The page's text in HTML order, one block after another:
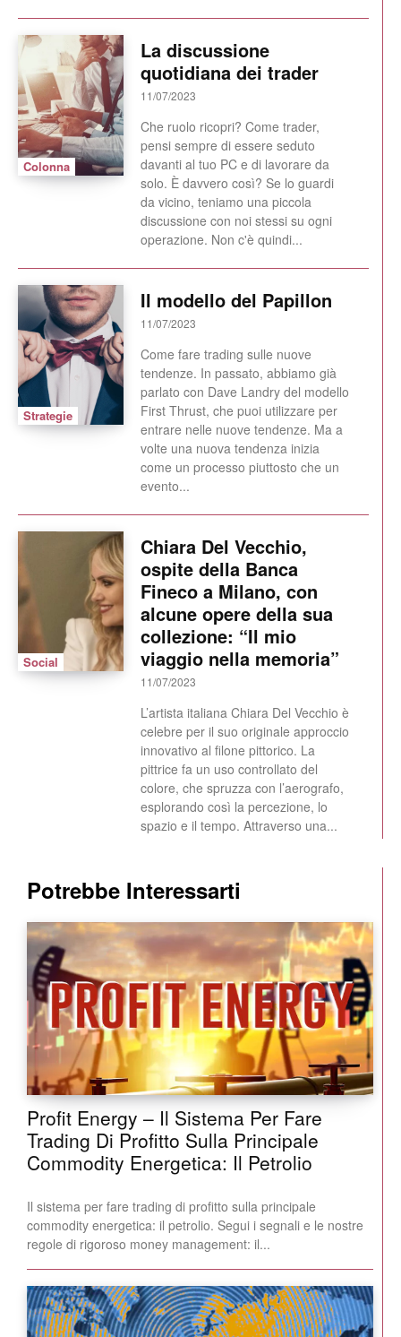
Potrebbe Interessarti
Profit Energy – Il Sistema Per Fare
Trading Di Profitto Sulla Principale
Commodity Energetica: Il Petrolio
Il sistema per fare trading di profitto sulla principale
commodity energetica: il petrolio. Segui i segnali e le nostre
regole di rigoroso money management: il...
Colonna
La discussione
quotidiana dei trader
11/07/2023
Che ruolo ricopri? Come trader,
pensi sempre di essere seduto
davanti al tuo PC e di lavorare da
solo. È davvero così? Se lo guardi
da vicino, teniamo una piccola
discussione con noi stessi su ogni
operazione. Non c'è quindi...
Strategie
Il modello del Papillon
11/07/2023
Come fare trading sulle nuove
tendenze. In passato, abbiamo già
parlato con Dave Landry del modello
First Thrust, che puoi utilizzare per
entrare nelle nuove tendenze. Ma a
volte una nuova tendenza inizia
come un processo piuttosto che un
evento...
Social
Chiara Del Vecchio,
ospite della Banca
Fineco a Milano, con
alcune opere della sua
collezione: “Il mio
viaggio nella memoria”
11/07/2023
L’artista italiana Chiara Del Vecchio è
celebre per il suo originale approccio
innovativo al filone pittorico. La
pittrice fa un uso controllato del
colore, che spruzza con l’aerografo,
esplorando così la percezione, lo
spazio e il tempo. Attraverso una...